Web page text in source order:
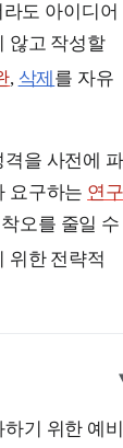
도 아이디어
않고 작성할
, 삭제 를 자유
격을 사전에 파
요구하는 연구
오를 줄일 수
위한 전략적
기 위한 예비